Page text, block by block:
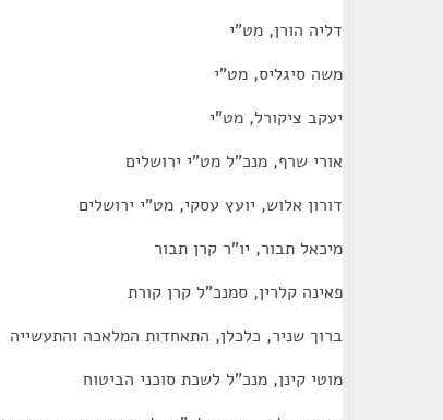
דליה הורן, מט"י
משה סיגליס, מט"י
יעקב ציקורל, מט"י
אורי שרף, מנכ"ל מט"י ירושלים
דורון אלוש, יועץ עסקי, מט"י ירושלים
מיכאל תבור, יו"ר קרן תבור
פאינה קלרין, סמנכ"ל קרן קורת
ברוך שניר, כלכלן, התאחדות המלאכה והתעשייה
מוטי קינן, מנכ"ל לשכת סוכני הביטוח